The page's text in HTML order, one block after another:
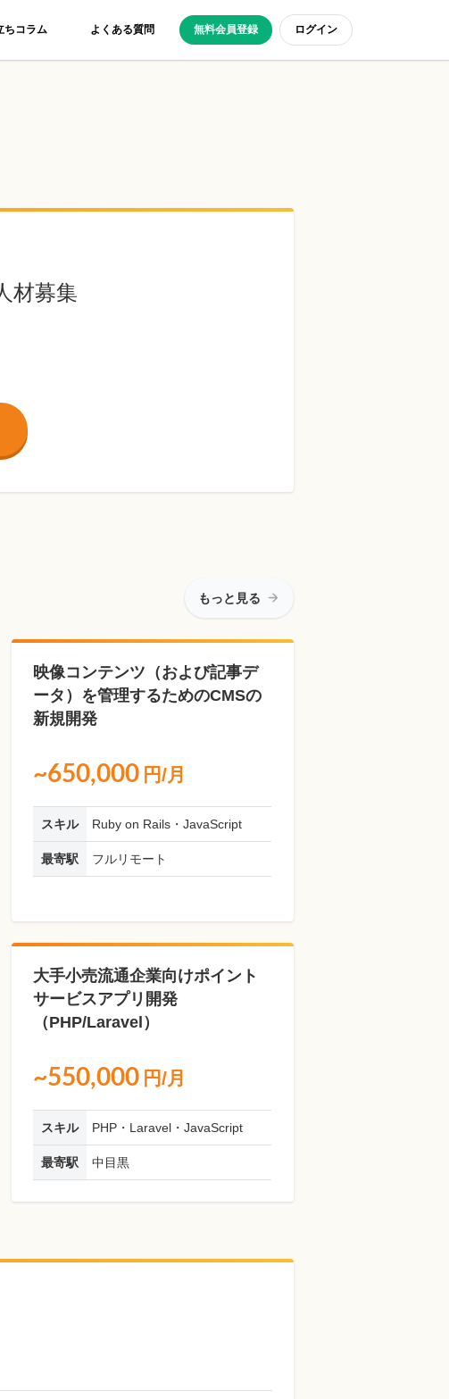
ちコラム よくある質問 無料会員登録 ログイン
材募集
もっと見る
映像コンテンツ（および記事デ
ータ）を管理するためのCMSの
新規開発
~650,000 円/月
スキル Ruby on Rails・JavaScript
最寄駅 フルリモート
大手小売流通企業向けポイント
サービスアプリ開発
（PHP/Laravel）
~550,000 円/月
スキル PHP・Laravel・JavaScript
最寄駅 中目黒